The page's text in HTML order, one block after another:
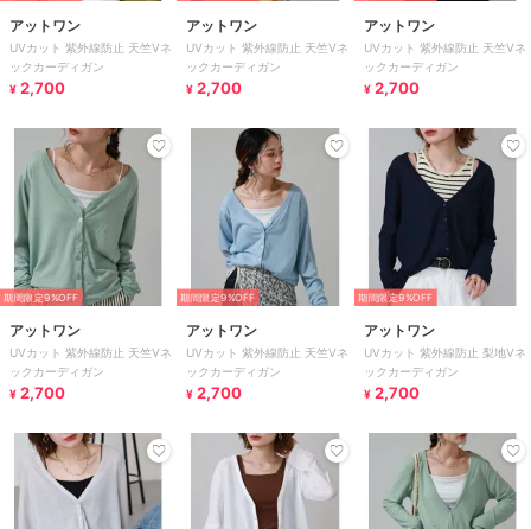
アットワン
UVカット 紫外線防止 天竺Vネ
ックカーディガン
¥ 2,700
アットワン
UVカット 紫外線防止 天竺Vネ
ックカーディガン
¥ 2,700
アットワン
UVカット 紫外線防止 天竺Vネ
ックカーディガン
¥ 2,700
期間限定9%OFF
アットワン
UVカット 紫外線防止 天竺Vネ
ックカーディガン
¥ 2,700
期間限定9%OFF
アットワン
UVカット 紫外線防止 天竺Vネ
ックカーディガン
¥ 2,700
期間限定9%OFF
アットワン
UVカット 紫外線防止 梨地Vネ
ックカーディガン
¥ 2,700